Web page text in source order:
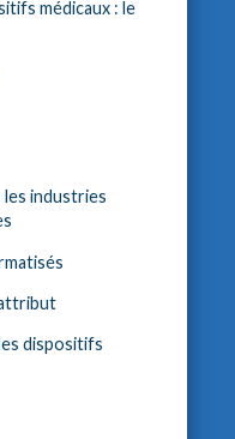
médicaux : le
les industries
dispositifs